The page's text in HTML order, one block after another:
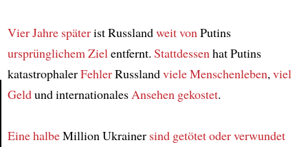
Vier Jahre späterist Russlandweit vonPutins
ursprünglichem Zielentfernt. Stattdessenhat Putins
katastrophalerFehlerRusslandviele Menschenleben,viel
Geldund internationalesAnsehen gekostet.
Eine halbeMillion Ukrainer sind getötet oder verwundet